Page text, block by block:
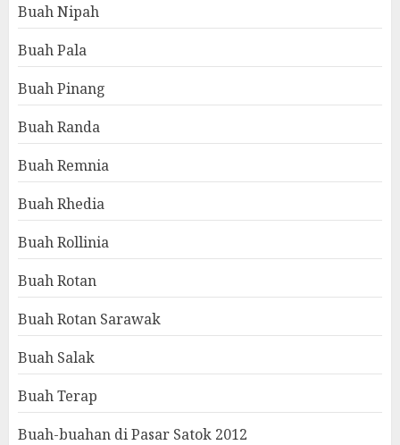
Buah Nipah
Buah Pala
Buah Pinang
Buah Randa
Buah Remnia
Buah Rhedia
Buah Rollinia
Buah Rotan
Buah Rotan Sarawak
Buah Salak
Buah Terap
Buah-buahan di Pasar Satok 2012